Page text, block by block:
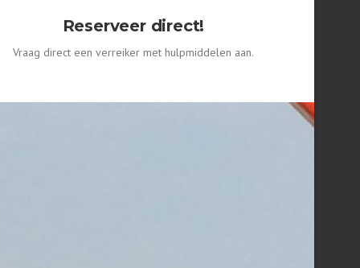
Reserveer direct!
Vraag direct een verreiker met hulpmiddelen aan.